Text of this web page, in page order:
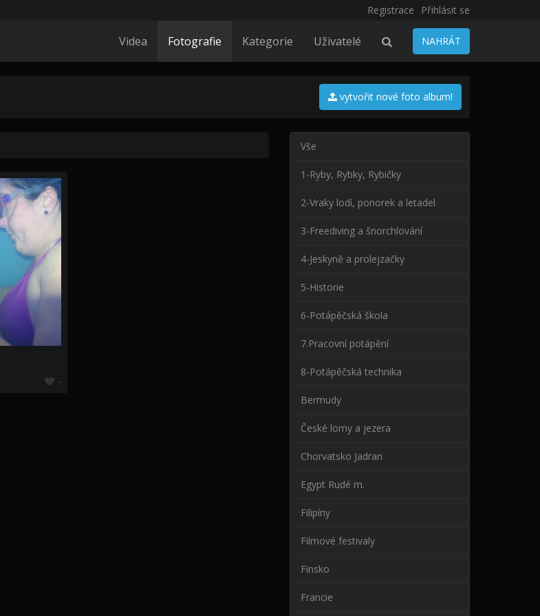
Registrace Přihlásit se
Videa Fotografie Kategorie Uživatelé NAHRÁT
vytvořit nové foto album!
-
Vše
1-Ryby, Rybky, Rybičky
2-Vraky lodí, ponorek a letadel
3-Freediving a šnorchlování
4-Jeskyně a prolejzačky
5-Historie
6-Potápěčská škola
7.Pracovní potápění
8-Potápěčská technika
Bermudy
České lomy a jezera
Chorvatsko Jadran
Egypt Rudé m.
Filipíny
Filmové festivaly
Finsko
Francie